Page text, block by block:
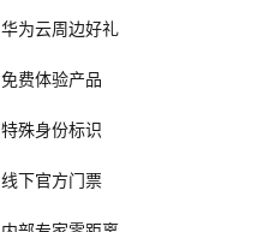
华为云周边好礼
免费体验产品
特殊身份标识
线下官方门票